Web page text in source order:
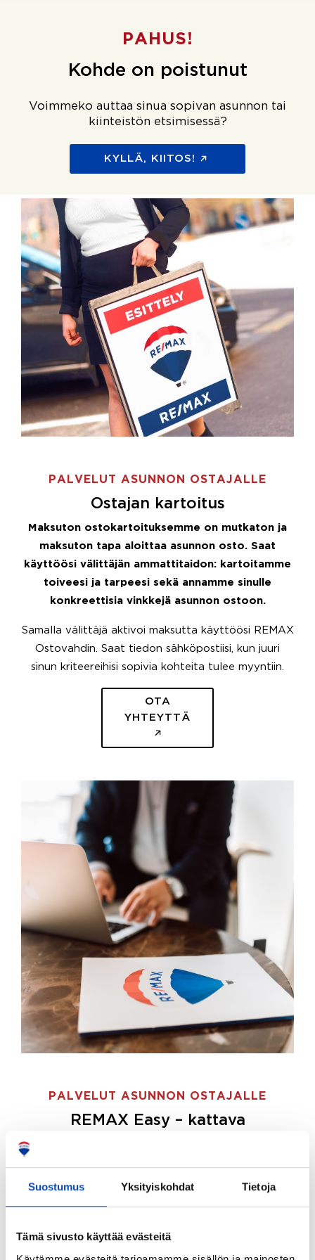
Suostumus Yksityiskohdat Tietoja
Tämä sivusto käyttää evästeitä
PAHUS!
Kohde on poistunut
Voimmeko auttaa sinua sopivan asunnon tai
kiinteistön etsimisessä?
KYLLÄ, KIITOS!
PALVELUT ASUNNON OSTAJALLE
Ostajan kartoitus
Maksuton ostokartoituksemme on mutkaton ja
maksuton tapa aloittaa asunnon osto. Saat
käyttöösi välittäjän ammattitaidon: kartoitamme
toiveesi ja tarpeesi sekä annamme sinulle
konkreettisia vinkkejä asunnon ostoon.
Samalla välittäjä aktivoi maksutta käyttöösi REMAX
Ostovahdin. Saat tiedon sähköpostiisi, kun juuri
sinun kriteereihisi sopivia kohteita tulee myyntiin.
OTA
YHTEYTTÄ
PALVELUT ASUNNON OSTAJALLE
REMAX Easy – kattava
ostajille.
Tee ostotoimeksianto ja etsimme juuri